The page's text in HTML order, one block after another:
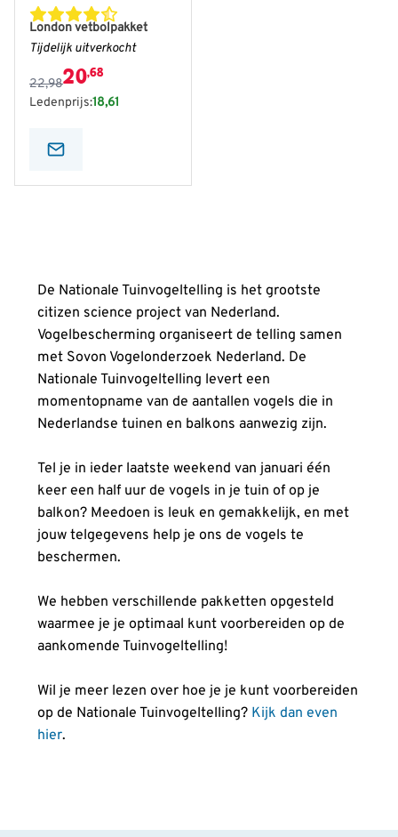
London vetbolpakket
Tijdelijk uitverkocht
De prijs is afhankelijk van de gekozen opties op de
22,9820,68
Ledenprijs:18,61
De Nationale Tuinvogeltelling is het grootste
citizen science project van Nederland.
Vogelbescherming organiseert de telling samen
met Sovon Vogelonderzoek Nederland. De
Nationale Tuinvogeltelling levert een
momentopname van de aantallen vogels die in
Nederlandse tuinen en balkons aanwezig zijn.
Tel je in ieder laatste weekend van januari één
keer een half uur de vogels in je tuin of op je
balkon? Meedoen is leuk en gemakkelijk, en met
jouw telgegevens help je ons de vogels te
beschermen.
We hebben verschillende pakketten opgesteld
waarmee je je optimaal kunt voorbereiden op de
aankomende Tuinvogeltelling!
Wil je meer lezen over hoe je je kunt voorbereiden
op de Nationale Tuinvogeltelling? Kijk dan even
hier.